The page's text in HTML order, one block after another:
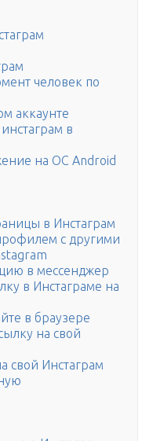
человек по
аккаунте
в
на ОС Аndroid
в Инстаграм
с другими
в мессенджер
в Инстаграме на
в браузере
на свой
свой Инстаграм